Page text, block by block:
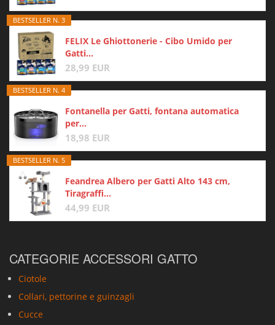
BESTSELLER N. 3
FELIX Le Ghiottonerie - Cibo Umido per
Gatti...
28,99 EUR
BESTSELLER N. 4
Fontanella per Gatti, fontana automatica
per...
18,98 EUR
BESTSELLER N. 5
Feandrea Albero per Gatti Alto 143 cm,
Tiragraffi...
44,99 EUR
CATEGORIE ACCESSORI GATTO
Ciotole
Collari, pettorine e guinzagli
Cucce